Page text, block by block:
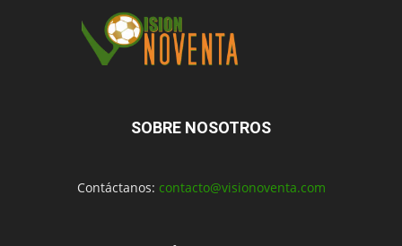
SOBRE NOSOTROS
Contáctanos: contacto@visionoventa.com